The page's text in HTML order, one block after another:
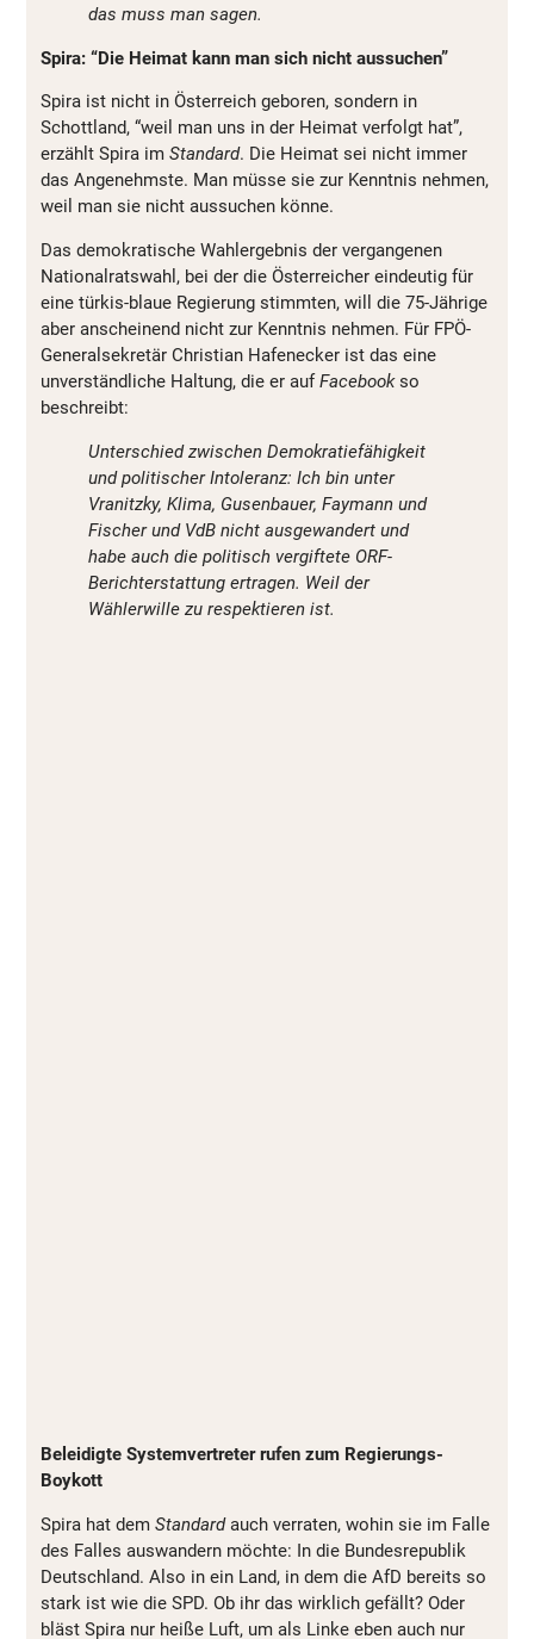
das muss man sagen.
Spira: “Die Heimat kann man sich nicht aussuchen”
Spira ist nicht in Österreich geboren, sondern in
Schottland, “weil man uns in der Heimat verfolgt hat”,
erzählt Spira im Standard. Die Heimat sei nicht immer
das Angenehmste. Man müsse sie zur Kenntnis nehmen,
weil man sie nicht aussuchen könne.
Das demokratische Wahlergebnis der vergangenen
Nationalratswahl, bei der die Österreicher eindeutig für
eine türkis-blaue Regierung stimmten, will die 75-Jährige
aber anscheinend nicht zur Kenntnis nehmen. Für FPÖ-
Generalsekretär Christian Hafenecker ist das eine
unverständliche Haltung, die er aufFacebookso
beschreibt:
Unterschied zwischen Demokratiefähigkeit
und politischer Intoleranz: Ich bin unter
Vranitzky, Klima, Gusenbauer, Faymann und
Fischer und VdB nicht ausgewandert und
habe auch die politisch vergiftete ORF-
Berichterstattung ertragen. Weil der
Wählerwille zu respektieren ist.
Beleidigte Systemvertreter rufen zum Regierungs-
Boykott
Spira hat dem Standardauch verraten, wohin sie im Falle
des Falles auswandern möchte: In die Bundesrepublik
Deutschland. Also in ein Land, in dem die AfD bereits so
stark ist wie die SPD. Ob ihr das wirklich gefällt? Oder
bläst Spira nur heiße Luft, um als Linke eben auch nur